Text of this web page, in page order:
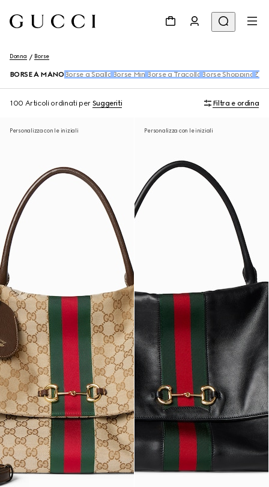
Donna Borse
BORSE A MANO Borse a Spalla Borse Mini Borse a Tracolla Borse Shopping
100 Articoli ordinati per Suggeriti Filtra e ordina
Personalizza con le iniziali Personalizza con le iniziali